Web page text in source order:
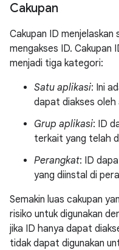
Cakupan
Cakupan ID
mengakses ID. Cakupan
menjadi tiga kategori:
Satu aplikasi: Ini
dapat diakses oleh
Grup aplikasi: ID
terkait yang telah
Perangkat: ID
yang diinstal di
Semakin luas cakupan
risiko untuk digunakan
jika ID hanya dapat
tidak dapat digunakan